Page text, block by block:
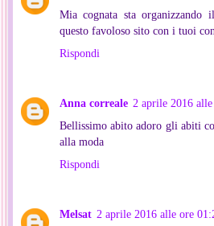
Mia cognata sta organizzando
questo favoloso sito con i tuoi
Rispondi
Anna correale 2 aprile 2016
Bellissimo abito adoro gli abiti
alla moda
Rispondi
Melsat 2 aprile 2016 alle ore